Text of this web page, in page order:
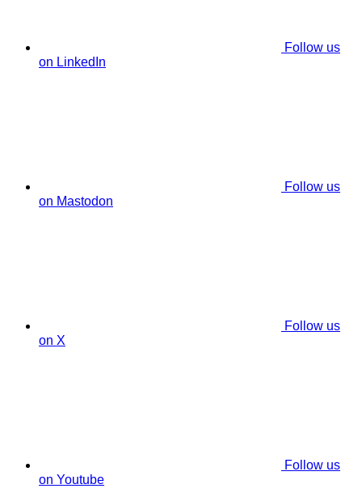
Follow us
on LinkedIn
Follow us
on Mastodon
Follow us
on X
Follow us
on Youtube